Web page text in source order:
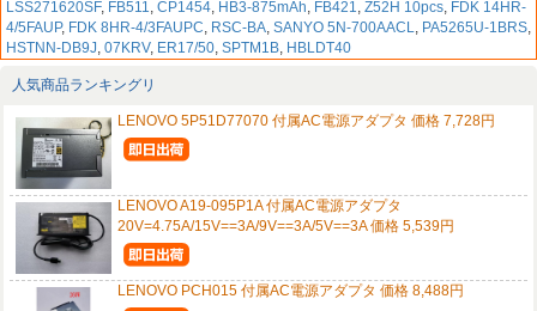
LSS271620SF, FB511, CP1454, HB3-875mAh, FB421, Z52H 10pcs, FDK 14HR-
4/5FAUP, FDK 8HR-4/3FAUPC, RSC-BA, SANYO 5N-700AACL, PA5265U-1BRS,
HSTNN-DB9J, 07KRV, ER17/50, SPTM1B, HBLDT40
人気商品ランキングリ
LENOVO 5P51D77070 付属AC電源アダプタ 価格 7,728円
LENOVO A19-095P1A 付属AC電源アダプタ
20V=4.75A/15V==3A/9V==3A/5V==3A 価格 5,539円
LENOVO PCH015 付属AC電源アダプタ 価格 8,488円